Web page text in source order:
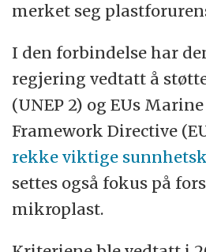
merket seg
I den forbindelse har
regjering vedtatt å
(UNEP 2) og EUs
Framework Directive
rekke viktige
settes også fokus på
mikroplast.